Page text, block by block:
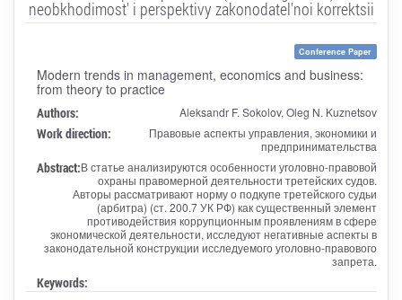
neobkhodimost' i perspektivy zakonodatel'noi korrektsii
Conference Paper
Modern trends in management, economics and business:
from theory to practice
Authors: Aleksandr F. Sokolov, Oleg N. Kuznetsov
Work direction:
Правовые аспекты управления, экономики и
предпринимательства
Abstract:В статье анализируются особенности уголовно-правовой
охраны правомерной деятельности третейских судов.
Авторы рассматривают норму о подкупе третейского судьи
(арбитра) (ст. 200.7 УК РФ) как существенный элемент
противодействия коррупционным проявлениям в сфере
экономической деятельности, исследуют негативные аспекты в
законодательной конструкции исследуемого уголовно-правового
запрета.
Keywords: